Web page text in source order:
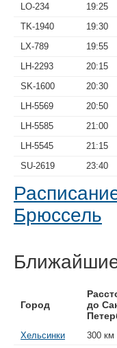
LO-234
19:25
TK-1940
19:30
LX-789
19:55
LH-2293
20:15
SK-1600
20:30
LH-5569
20:50
LH-5585
21:00
LH-5545
21:15
SU-2619
23:40
Брюссель
Город
до
Хельсинки 300 км